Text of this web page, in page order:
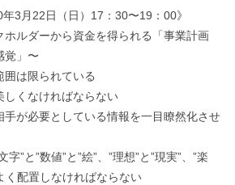
3月22日（日）17：30〜19：00》
ホルダーから資金を得られる「事業計画
覚」〜
囲は限られている
しくなければならない
手が必要としている情報を一目瞭然化させ
”と”数値”と”絵”、”理想”と”現実”、”楽
く配置しなければならない